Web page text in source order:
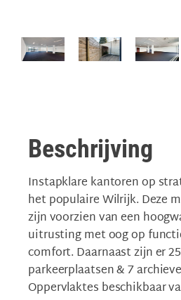
Beschrijving
Instapklare kantoren op
het populaire Wilrijk. Deze
zijn voorzien van een
uitrusting met oog op
comfort. Daarnaast zijn er
parkeerplaatsen & 7
Oppervlaktes beschikbaar